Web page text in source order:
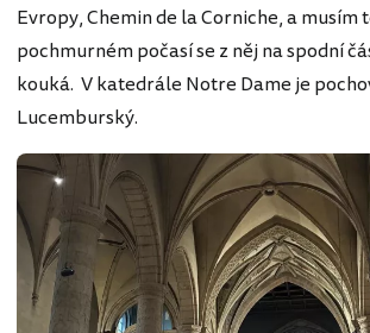
Evropy, Chemin de la Corniche, a musím
pochmurném počasí se z něj na spodní
kouká. V katedrále Notre Dame je
Lucemburský.